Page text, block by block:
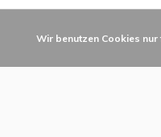
Wir benutzen Cookies